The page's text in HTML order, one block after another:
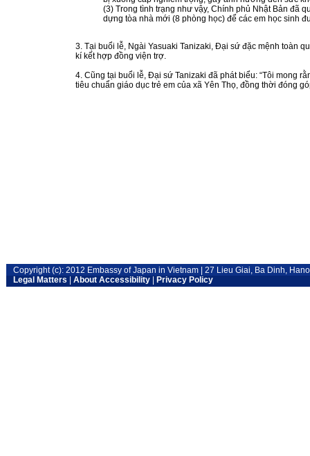
(3) Trong tình trạng như vậy, Chính phủ Nhật Bản đã
dựng tòa nhà mới (8 phòng học) để các em học sinh
3. Tại buổi lễ, Ngài Yasuaki Tanizaki, Đại sứ đặc mệnh toàn
kí kết hợp đồng viện trợ.
4. Cũng tại buổi lễ, Đại sứ Tanizaki đã phát biểu: “Tôi mong
tiêu chuẩn giáo dục trẻ em của xã Yên Thọ, đồng thời đóng
Copyright (c): 2012 Embassy of Japan in Vietnam | 27 Lieu Giai, Ba Dinh,
Legal Matters
About Accessibility Privacy Policy